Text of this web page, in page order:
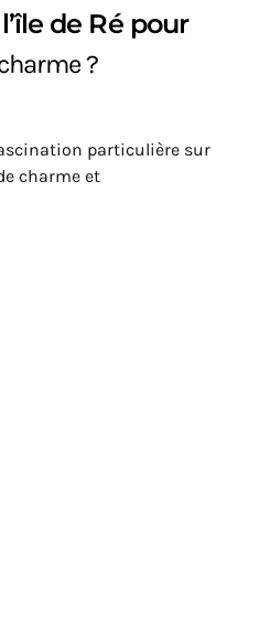
de Ré pour
?
particulière sur
charme et